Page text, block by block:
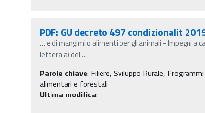
PDF: GU decreto 497 condizionalit
… e di mangimi o alimenti per gli animali - Impegni a
lettera a) del…
Parole chiave: Filiere, Sviluppo Rurale,
alimentari e forestali
Ultima modifica: